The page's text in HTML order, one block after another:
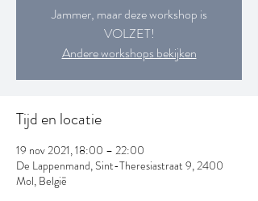
Jammer, maar deze workshop is
VOLZET!
Andere workshops bekijken
Tijd en locatie
19 nov 2021, 18:00 – 22:00
De Lappenmand, Sint-Theresiastraat 9, 2400
Mol, België